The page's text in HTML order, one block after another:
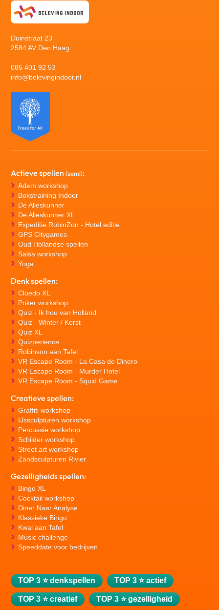
Duinstraat 23
2584 AV Den Haag
085 401 92 53
info@belevingindoor.nl
Actieve spellen (semi):
Adem workshop
Bokstraining Indoor
De Alleskunner
De Alleskunner XL
Expeditie RobinZon - Hotel editie
GPS Citygames
Oud Hollandse spellen
Salsa workshop
Yoga
Denk spellen:
Cluedo XL
Poker workshop
Quiz - Ik hou van Holland
Quiz - Winter / Kerst
Quiz XL
Quizperience
Robinson aan Tafel
VR Escape Room - La Casa de Dinero
VR Escape Room - Murder Hotel
VR Escape Room - Squid Game
Creatieve spellen:
Graffiti workshop
IJssculpturen workshop
Percussie workshop
Schilder workshop
Street art workshop
Zandsculpturen Rivier
Gezelligheids spellen:
Bingo XL
Cocktail workshop
Diner Naar Analyse
Klassieke Bingo
Kwal aan Tafel
Music challenge
Speeddate voor bedrijven
TOP 3 ⭐ denkspellen TOP 3 ⭐ actief
TOP 3 ⭐ creatief TOP 3 ⭐ gezelligheid